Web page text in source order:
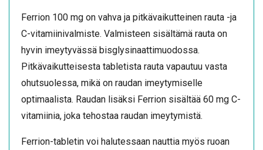
Ferrion 100 mg on vahva ja pitkävaikutteinen rauta -ja
C-vitamiinivalmiste. Valmisteen sisältämä rauta on
hyvin imeytyvässä bisglysinaattimuodossa.
Pitkävaikutteisesta tabletista rauta vapautuu vasta
ohutsuolessa, mikä on raudan imeytymiselle
optimaalista. Raudan lisäksi Ferrion sisältää 60 mg C-
vitamiinia, joka tehostaa raudan imeytymistä.
Ferrion-tabletin voi halutessaan nauttia myös ruoan